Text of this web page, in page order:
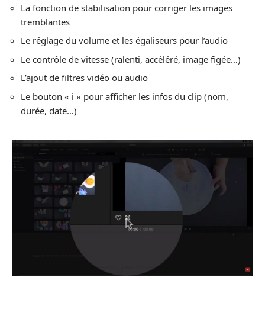
La fonction de stabilisation pour corriger les images
tremblantes
Le réglage du volume et les égaliseurs pour l’audio
Le contrôle de vitesse (ralenti, accéléré, image figée…)
L’ajout de filtres vidéo ou audio
Le bouton « i » pour afficher les infos du clip (nom,
durée, date…)